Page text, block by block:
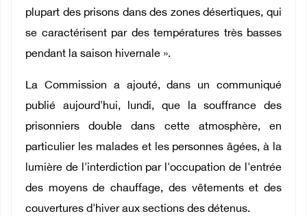
plupart des prisons dans des zones désertiques, qui
se caractérisent par des températures très basses
pendant la saison hivernale ».
La Commission a ajouté, dans un communiqué
publié aujourd'hui, lundi, que la souffrance des
prisonniers double dans cette atmosphère, en
particulier les malades et les personnes âgées, à la
lumière de l'interdiction par l'occupation de l'entrée
des moyens de chauffage, des vêtements et des
couvertures d'hiver aux sections des détenus.